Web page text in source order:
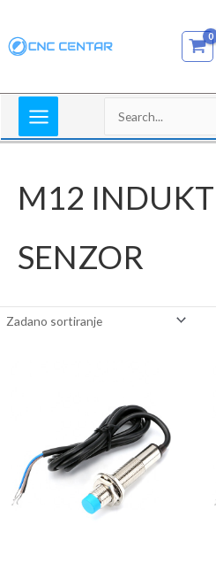
content
Search
for:
M12
SENZOR